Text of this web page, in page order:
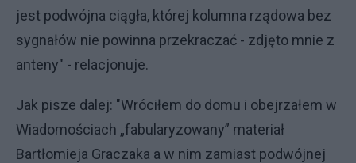
jest podwójna ciągła, której kolumna rządowa bez
sygnałów nie powinna przekraczać - zdjęto mnie z
anteny" - relacjonuje.
Jak pisze dalej: "Wróciłem do domu i obejrzałem w
Wiadomościach „fabularyzowany” materiał
Bartłomieja Graczaka a w nim zamiast podwójnej